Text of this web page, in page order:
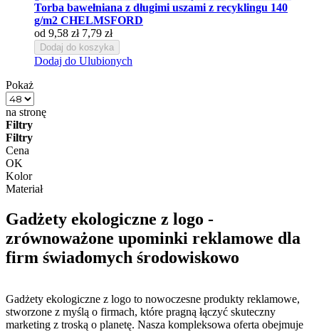
Torba bawełniana z długimi uszami z recyklingu 140
g/m2 CHELMSFORD
od 9,58 zł 7,79 zł
Dodaj do koszyka
Dodaj do Ulubionych
Pokaż
na stronę
Filtry
Filtry
Cena
OK
Kolor
Materiał
Gadżety ekologiczne z logo -
zrównoważone upominki reklamowe dla
firm świadomych środowiskowo
Gadżety ekologiczne z logo to nowoczesne produkty reklamowe,
stworzone z myślą o firmach, które pragną łączyć skuteczny
marketing z troską o planetę. Nasza kompleksowa oferta obejmuje